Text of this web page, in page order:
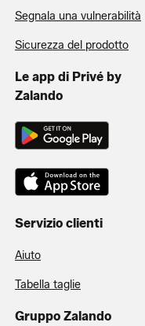
Segnala una vulnerabilità
Sicurezza del prodotto
Le app di Privé by
Zalando
Servizio clienti
Aiuto
Tabella taglie
Gruppo Zalando